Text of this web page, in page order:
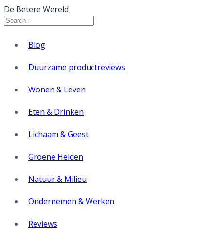
De Betere Wereld
Blog
Duurzame productreviews
Wonen & Leven
Eten & Drinken
Lichaam & Geest
Groene Helden
Natuur & Milieu
Ondernemen & Werken
Reviews